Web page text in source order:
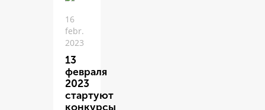
16
febr.
2023
13
февраля
2023
стартуют
конкурсы